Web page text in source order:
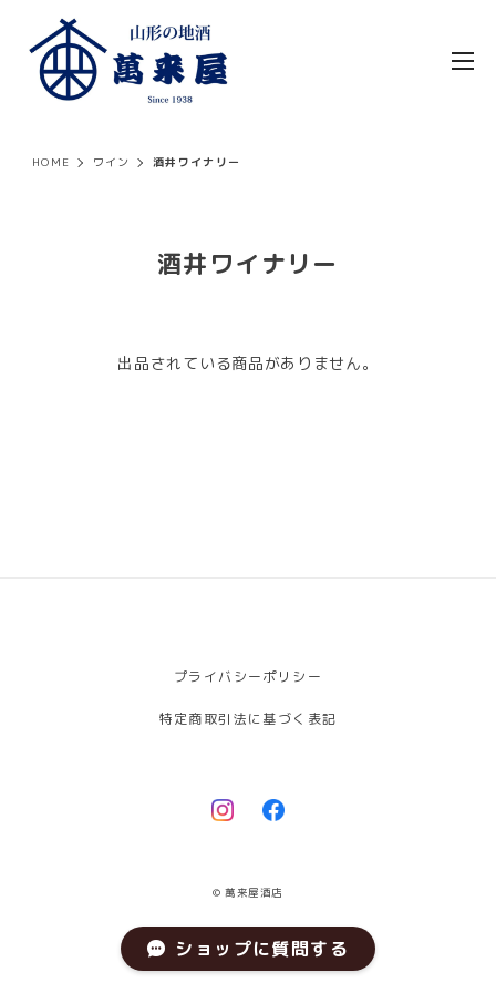
HOME ワイン 酒井ワイナリー
酒井ワイナリー
出品されている商品がありません。
プライバシーポリシー
特定商取引法に基づく表記
© 萬来屋酒店
ショップに質問する